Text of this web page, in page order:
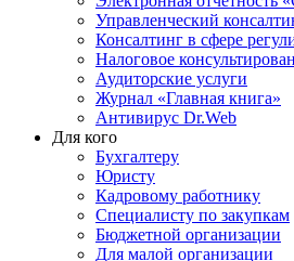
Управленческий
Консалтинг в сфере
Налоговое
Аудиторские услуги
Журнал «Главная книга»
Антивирус Dr.Web
Для кого
Бухгалтеру
Юристу
Кадровому работнику
Специалисту по закупкам
Бюджетной организации
Для малой организации